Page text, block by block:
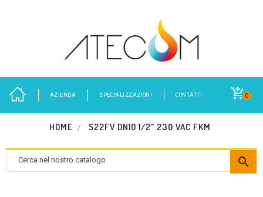
0
AZIENDA SPECIALIZZAZIONI CONTATTI
HOME S22FV DN10 1/2" 230 VAC FKM
